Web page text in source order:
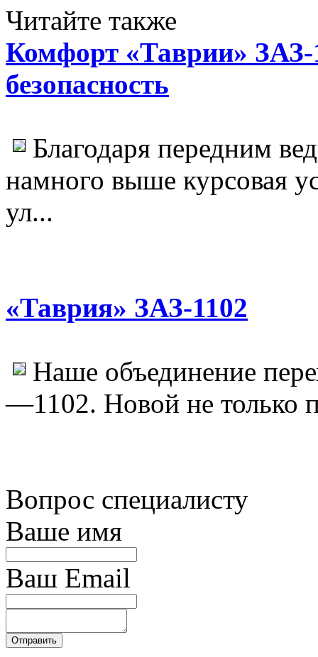
Читайте также
Комфорт «Таврии» ЗАЗ-
безопасность
Благодаря передним
намного выше курсовая
ул...
«Таврия» ЗАЗ-1102
Наше объединение
—1102. Новой не только
Вопрос специалисту
Ваше имя
Ваш Email